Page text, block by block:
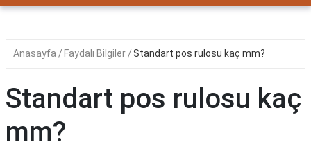
Anasayfa Faydalı Bilgiler Standart pos rulosu kaç mm?
Standart pos rulosu kaç
mm?